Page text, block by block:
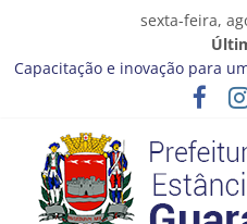
sexta-feira,
Capacitação e inovação para
Seu próximo emprego pode
imagina
Novo curso no Qualifica Guará
Prefeitura de Guaratinguetá
editais da PNAB